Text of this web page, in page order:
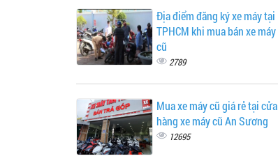
Địa điểm đăng ký xe máy tại
TPHCM khi mua bán xe máy
cũ
2789
Mua xe máy cũ giá rẻ tại cửa
hàng xe máy cũ An Sương
12695